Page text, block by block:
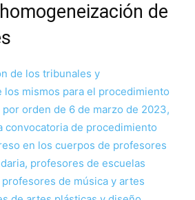
de
de los tribunales y
los mismos para el procedimiento
orden de 6 de marzo de 2023,
convocatoria de procedimiento
en los cuerpos de profesores
profesores de escuelas
de música y artes